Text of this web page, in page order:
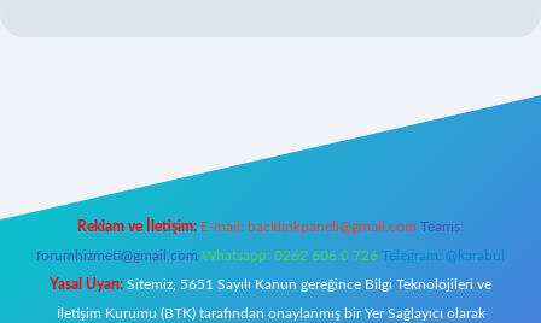
Reklam ve İletişim: E-mail: backlinkpaneli@gmail.com Teams:
forumhizmeti@gmail.com Whatsapp: 0262 606 0 726 Telegram: @karabul
Yasal Uyarı: Sitemiz, 5651 Sayılı Kanun gereğince Bilgi Teknolojileri ve
İletişim Kurumu (BTK) tarafından onaylanmış bir Yer Sağlayıcı olarak